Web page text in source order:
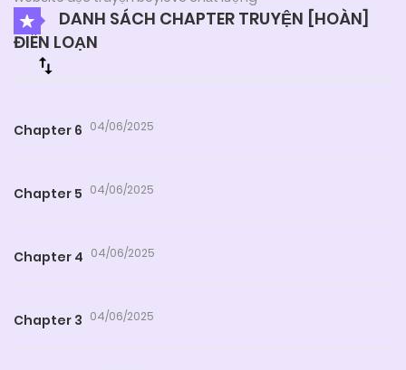
DANH SÁCH CHAPTER TRUYỆN [HOÀN]
ĐIÊN LOẠN
Chapter 6 04/06/2025
Chapter 5 04/06/2025
Chapter 4 04/06/2025
Chapter 3 04/06/2025